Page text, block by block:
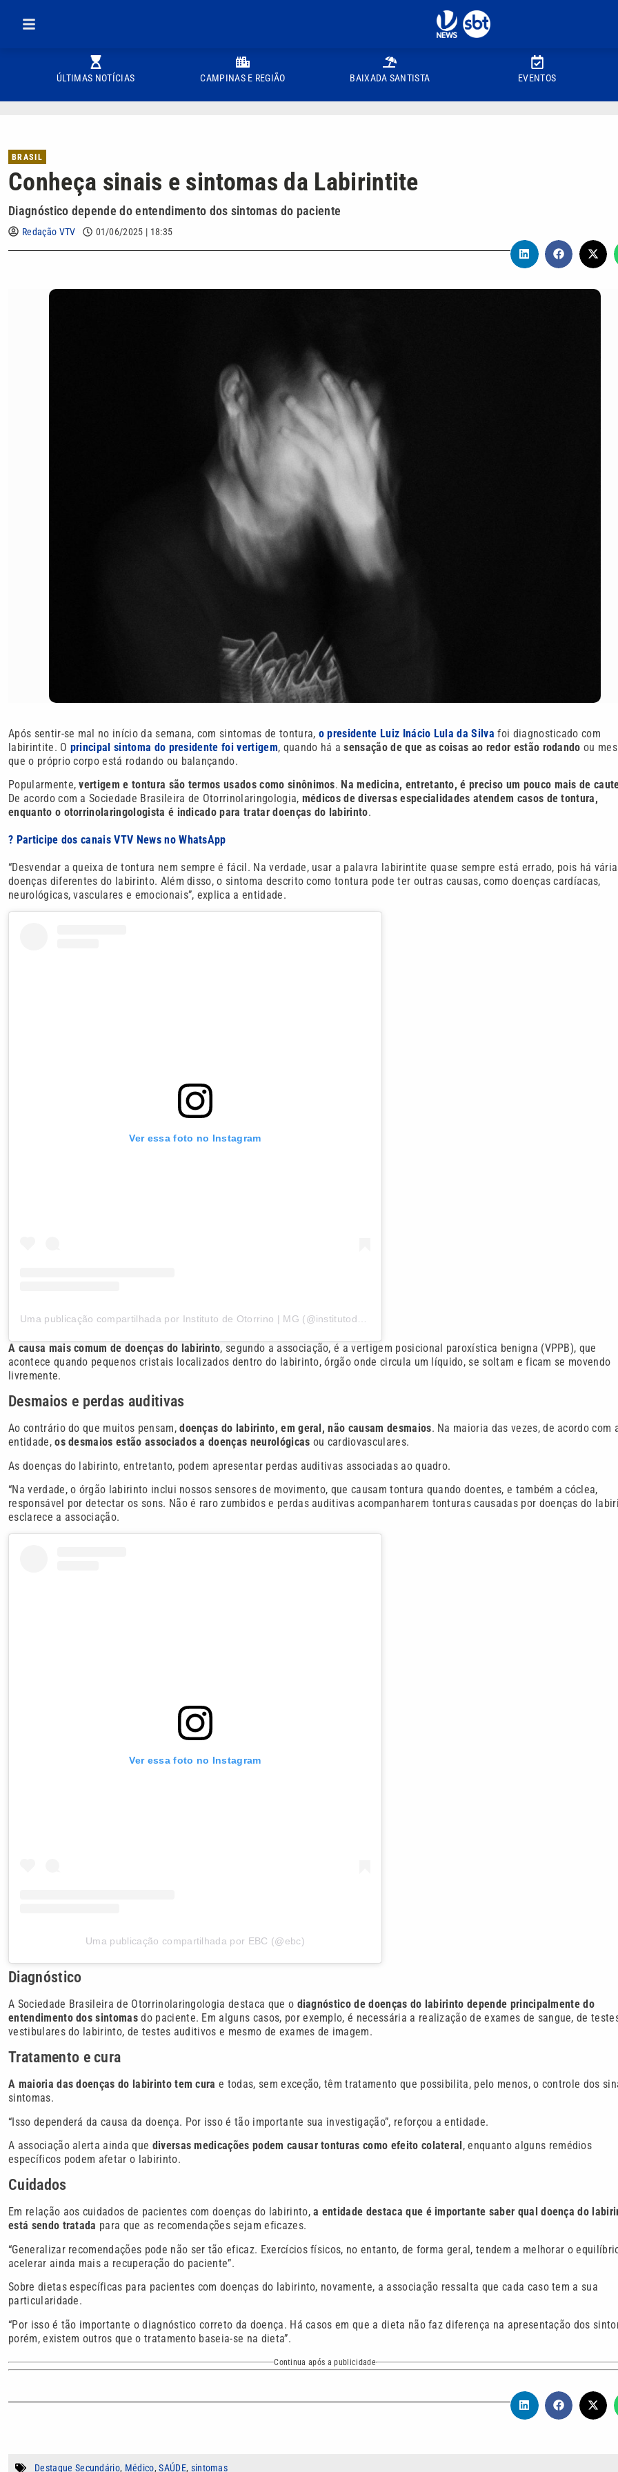
ÚLTIMAS NOTÍCIAS CAMPINAS E REGIÃO BAIXADA SANTISTA EVENTOS
BRASIL
Conheça sinais e sintomas da Labirintite
Diagnóstico depende do entendimento dos sintomas do paciente
Redação VTV 01/06/2025 | 18:35
Após sentir-se mal no início da semana, com sintomas de tontura, o presidente Luiz Inácio Lula da Silva foi diagnosticado com
labirintite. O principal sintoma do presidente foi vertigem, quando há asensação de que as coisas ao redor estão rodando ou
que o próprio corpo está rodando ou balançando.
Popularmente,vertigem e tontura são termos usados como sinônimos. Na medicina, entretanto, é preciso um pouco mais de
De acordo com a Sociedade Brasileira de Otorrinolaringologia, médicos de diversas especialidades atendem casos de tontura,
enquanto o otorrinolaringologista é indicado para tratar doenças do labirinto.
? Participe dos canais VTV News no WhatsApp
“Desvendar a queixa de tontura nem sempre é fácil. Na verdade, usar a palavra labirintite quase sempre está errado, pois há
doenças diferentes do labirinto. Além disso, o sintoma descrito como tontura pode ter outras causas, como doenças cardíacas,
neurológicas, vasculares e emocionais”, explica a entidade.
Ver essa foto no Instagram
A causa mais comum de doenças do labirinto, segundo a associação, é a vertigem posicional paroxística benigna (VPPB), que
acontece quando pequenos cristais localizados dentro do labirinto, órgão onde circula um líquido, se soltam e ficam se movendo
livremente.
Desmaios e perdas auditivas
Ao contrário do que muitos pensam,doenças do labirinto, em geral, não causam desmaios. Na maioria das vezes, de acordo com
entidade,os desmaios estão associados a doenças neurológicas ou cardiovasculares.
As doenças do labirinto, entretanto, podem apresentar perdas auditivas associadas ao quadro.
“Na verdade, o órgão labirinto inclui nossos sensores de movimento, que causam tontura quando doentes, e também a cóclea,
responsável por detectar os sons. Não é raro zumbidos e perdas auditivas acompanharem tonturas causadas por doenças do
esclarece a associação.
Ver essa foto no Instagram
Uma publicação compartilhada por EBC (@ebc)
Diagnóstico
A Sociedade Brasileira de Otorrinolaringologia destaca que o diagnóstico de doenças do labirinto depende principalmente do
entendimento dos sintomas do paciente. Em alguns casos, por exemplo, é necessária a realização de exames de sangue, de
vestibulares do labirinto, de testes auditivos e mesmo de exames de imagem.
Tratamento e cura
A maioria das doenças do labirinto tem cura e todas, sem exceção, têm tratamento que possibilita, pelo menos, o controle dos
sintomas.
“Isso dependerá da causa da doença. Por isso é tão importante sua investigação”, reforçou a entidade.
A associação alerta ainda que diversas medicações podem causar tonturas como efeito colateral, enquanto alguns remédios
específicos podem afetar o labirinto.
Cuidados
Em relação aos cuidados de pacientes com doenças do labirinto,a entidade destaca que é importante saber qual doença do
está sendo tratada para que as recomendações sejam eficazes.
“Generalizar recomendações pode não ser tão eficaz. Exercícios físicos, no entanto, de forma geral, tendem a melhorar o
acelerar ainda mais a recuperação do paciente”.
Sobre dietas específicas para pacientes com doenças do labirinto, novamente, a associação ressalta que cada caso tem a sua
particularidade.
“Por isso é tão importante o diagnóstico correto da doença. Há casos em que a dieta não faz diferença na apresentação dos
porém, existem outros que o tratamento baseia-se na dieta”.
Continua após a publicidade
Destaque Secundário, Médico,SAÚDE, sintomas